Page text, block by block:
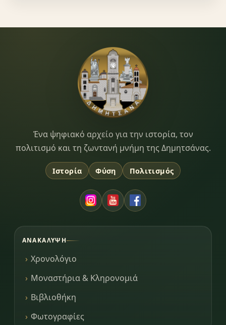
Dimitsana.gr
Ένα ψηφιακό αρχείο για την ιστορία, τον
πολιτισμό και τη ζωντανή μνήμη της Δημητσάνας.
Ιστορία Φύση Πολιτισμός
ΑΝΑΚΆΛΥΨΗ
Χρονολόγιο
Μοναστήρια & Κληρονομιά
Βιβλιοθήκη
Φωτογραφίες